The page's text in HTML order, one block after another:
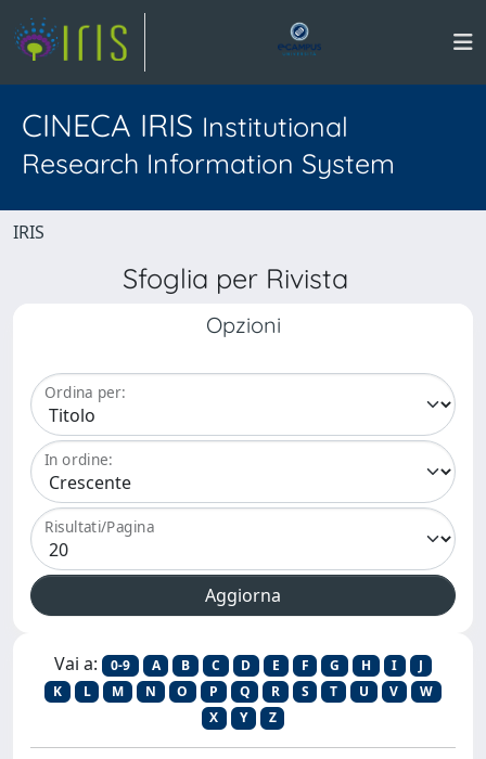
CINECA IRIS Institutional
Research Information System
IRIS
Sfoglia per Rivista
Opzioni
Ordina per:
In ordine:
Risultati/Pagina
Vai a: 0-9 A B C D E F G H I
J
K
L M N O P Q R S T U V
W
X
Y Z